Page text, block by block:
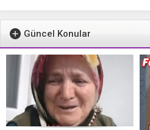
Güncel Konular